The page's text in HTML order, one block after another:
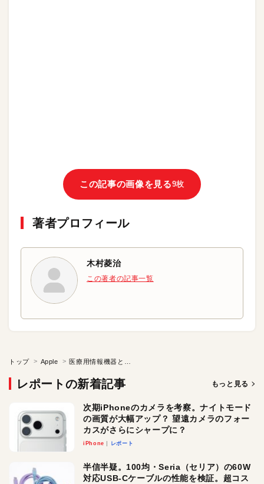
この記事の画像を見る9枚
著者プロフィール
木村菱治
この著者の記事一覧
トップ Apple
レポートの新着記事 もっと見る
次期iPhoneのカメラを考察。ナイトモード
の画質が大幅アップ？ 望遠カメラのフォー
カスがさらにシャープに？
iPhone レポート
半信半疑。100均・Seria（セリア）の60W
対応USB-Cケーブルの性能を検証。超コス